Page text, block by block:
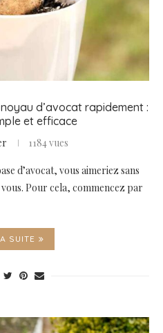
d’avocat rapidement :
et efficace
1184 vues
d’avocat, vous aimeriez sans
Pour cela, commencez par
SUITE